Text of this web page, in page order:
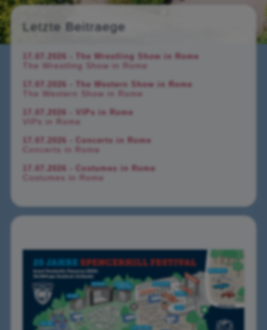
Letzte Beitraege
17.07.2026 - The Wrestling Show in Rome
The Wrestling Show in Rome
17.07.2026 - The Western Show in Rome
The Western Show in Rome
17.07.2026 - VIPs in Rome
VIPs in Rome
17.07.2026 - Concerts in Rome
Concerts in Rome
17.07.2026 - Costumes in Rome
Costumes in Rome